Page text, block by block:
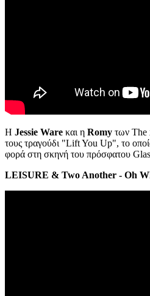
Η Jessie Ware και η Romy των The
τους τραγούδι "Lift You Up", το
φορά στη σκηνή του πρόσφατου
LEISURE & Two Another - Oh